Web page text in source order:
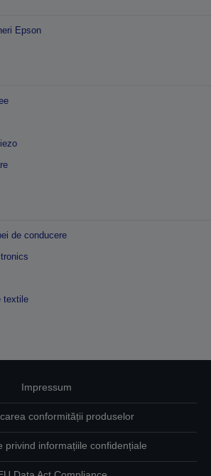
Epson
de conducere
textile
Impressum
conformității produselor
privind informațiile confidențiale